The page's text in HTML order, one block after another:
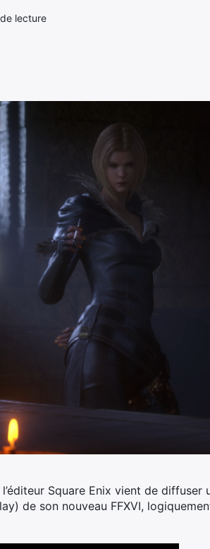
lecture
l’éditeur Square Enix vient de
de son nouveau FFXVI,